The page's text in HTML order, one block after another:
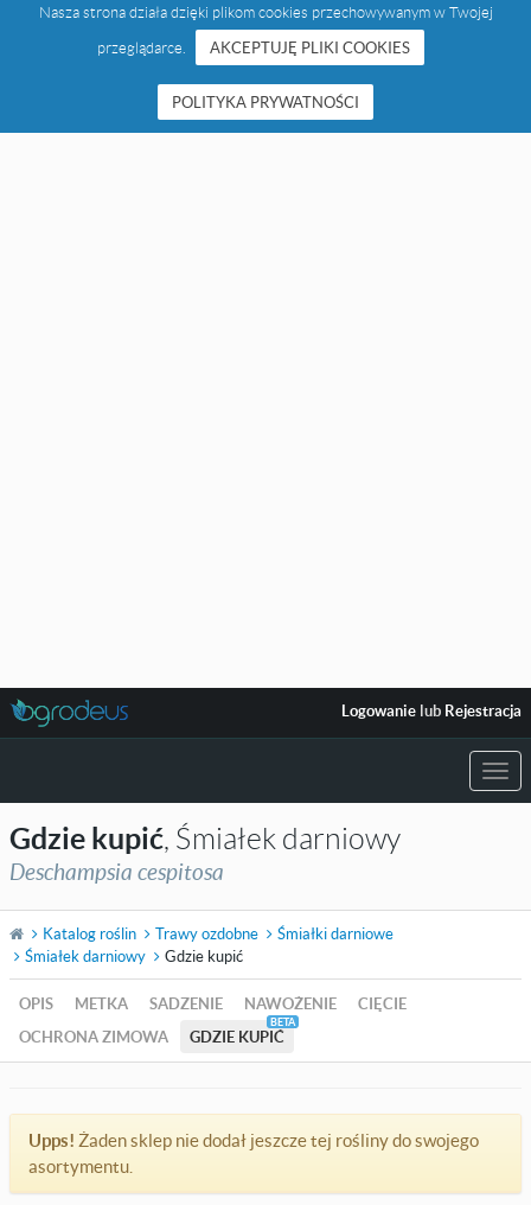
Nasza strona działa dzięki plikom cookies przechowywanym w Twojej
przeglądarce.
AKCEPTUJĘ PLIKI COOKIES
POLITYKA PRYWATNOŚCI
Logowanie lub Rejestracja
Gdzie kupić , Śmiałek darniowy
Deschampsia cespitosa
Katalog roślin Trawy ozdobne
Śmiałki darniowe
Śmiałek darniowy
Gdzie kupić
OPIS METKA SADZENIE NAWOŻENIE
CIĘCIE
OCHRONA ZIMOWA
GDZIE KUPIĆ
Upps! Żaden sklep nie dodał jeszcze tej rośliny do swojego
asortymentu.